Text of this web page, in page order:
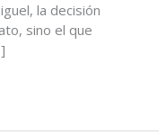
la decisión
sino el que